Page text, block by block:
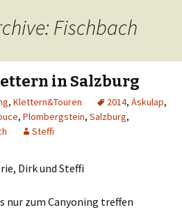
Fischbach
in Salzburg
, Klettern&Touren 2014, Äskulap,
, Plombergstein, Salzburg,
Steffi
Dirk und Steffi
nur zum Canyoning treffen